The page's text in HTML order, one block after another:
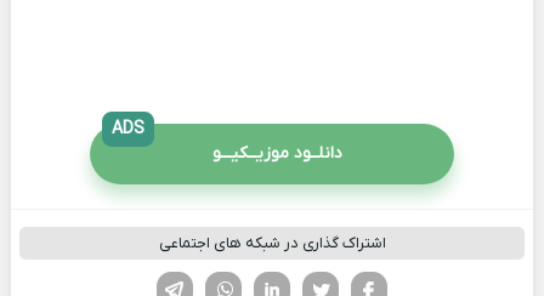
دانلــود موزیــکیـــو
ADS
اشتراک گذاری در شبکه های اجتماعی
لینکدین تویتر
فیسوک